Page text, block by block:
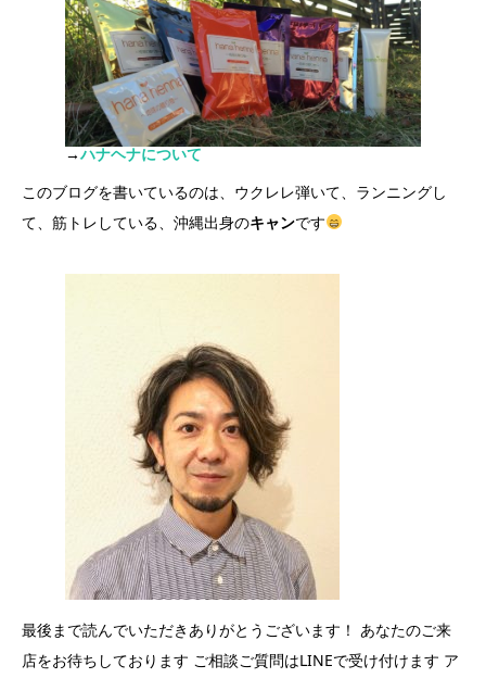
→ハナヘナについて
このブログを書いているのは、ウクレレ弾いて、ランニングし
て、筋トレしている、沖縄出身のキャンです
最後まで読んでいただきありがとうございます！ あなたのご来
店をお待ちしております ご相談ご質問はLINEで受け付けます ア